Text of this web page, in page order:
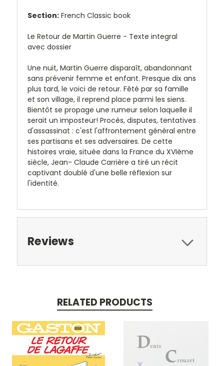
Section: French Classic book
Le Retour de Martin Guerre - Texte integral
avec dossier
Une nuit, Martin Guerre disparaît, abandonnant
sans prévenir femme et enfant. Presque dix ans
plus tard, le voici de retour. Fêté par sa famille
et son village, il reprend place parmi les siens.
Bientôt se propage une rumeur selon laquelle il
serait un imposteur! Procès, disputes, tentatives
d'assassinat : c'est l'affrontement général entre
ses partisans et ses adversaires. De cette
histoires vraie, située dans la France du XVIème
siècle, Jean- Claude Carrière a tiré un récit
captivant doublé d'une belle réflexion sur
l'identité.
Reviews
RELATED PRODUCTS